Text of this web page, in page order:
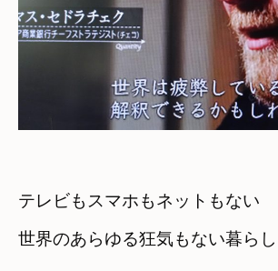
テレビもスマホもネットもない
世界のあらゆる狂気もない暮らし